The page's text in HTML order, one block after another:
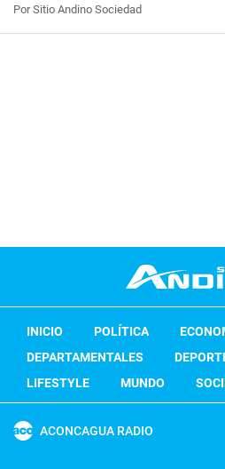
Por Sitio Andino Sociedad
INICIO POLÍTICA
DEPARTAMENTALES
LIFESTYLE
MUNDO
ACONCAGUA RADIO